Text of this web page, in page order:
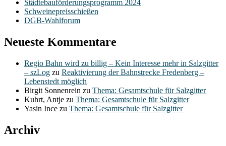
Städtebauförderungsprogramm 2024
Schweinepreisschießen
DGB-Wahlforum
Neueste Kommentare
Regio Bahn wird zu billig – Kein Interesse mehr in Salzgitter
– szLog zu Reaktivierung der Bahnstrecke Fredenberg –
Lebenstedt möglich
Birgit Sonnenrein zu Thema: Gesamtschule für Salzgitter
Kuhrt, Antje zu Thema: Gesamtschule für Salzgitter
Yasin Ince zu Thema: Gesamtschule für Salzgitter
Archiv